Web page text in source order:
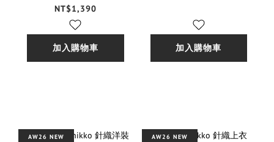
NT$1,390
加入購物車 加入購物車
AW26 NEW AW26 NEW